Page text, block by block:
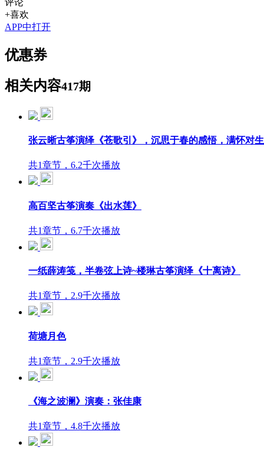
评论
+喜欢
APP中打开
优惠券
相关内容417期
张云晰古筝演绎《苍歌引》，沉思于春的感悟，满怀对
共1章节，6.2千次播放
高百坚古筝演奏《出水莲》
共1章节，6.7千次播放
一纸薛涛笺，半卷弦上诗~楼琳古筝演绎《十离诗》
共1章节，2.9千次播放
荷塘月色
共1章节，2.9千次播放
《海之波澜》演奏：张佳康
共1章节，4.8千次播放